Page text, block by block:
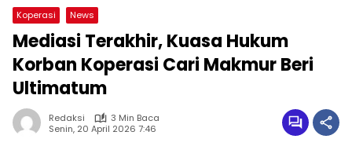
Koperasi News
Mediasi Terakhir, Kuasa Hukum
Korban Koperasi Cari Makmur Beri
Ultimatum
Redaksi
3 Min Baca
Senin, 20 April 2026 7:46